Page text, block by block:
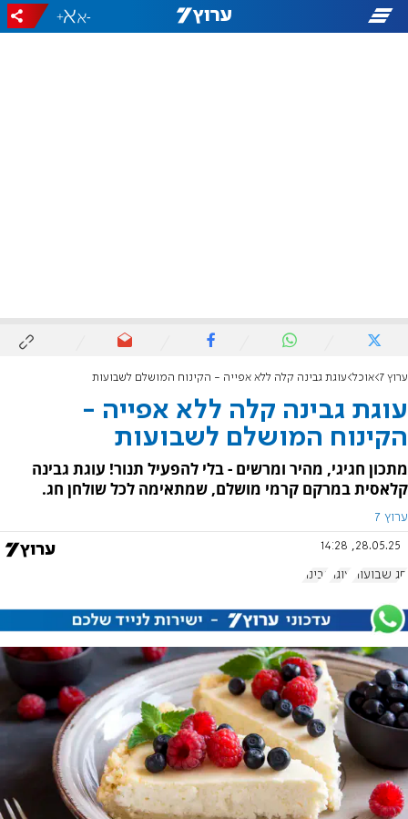
-
+
ערוץ 7 אוכל עוגת גבינה קלה ללא אפייה - הקינוח המושלם לשבועות
עוגת גבינה קלה ללא אפייה -
הקינוח המושלם לשבועות
מתכון חגיגי, מהיר ומרשים - בלי להפעיל תנור! עוגת גבינה
קלאסית במרקם קרמי מושלם, שמתאימה לכל שולחן חג.
ערוץ 7
28.05.25, 14:28
חג שבועות עוגה גבינה